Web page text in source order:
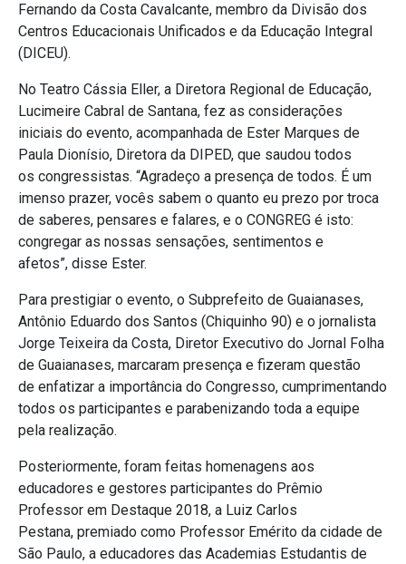
Fernando da Costa Cavalcante, membro da Divisão dos
Centros Educacionais Unificados e da Educação Integral
(DICEU).
No Teatro Cássia Eller, a Diretora Regional de Educação,
Lucimeire Cabral de Santana, fez as considerações
iniciais do evento, acompanhada de Ester Marques de
Paula Dionísio, Diretora da DIPED, que saudou todos
os congressistas. “Agradeço a presença de todos. É um
imenso prazer, vocês sabem o quanto eu prezo por troca
de saberes, pensares e falares, e o CONGREG é isto:
congregar as nossas sensações, sentimentos e
afetos”, disse Ester.
Para prestigiar o evento, o Subprefeito de Guaianases,
Antônio Eduardo dos Santos (Chiquinho 90) e o jornalista
Jorge Teixeira da Costa, Diretor Executivo do Jornal Folha
de Guaianases, marcaram presença e fizeram questão
de enfatizar a importância do Congresso, cumprimentando
todos os participantes e parabenizando toda a equipe
pela realização.
Posteriormente, foram feitas homenagens aos
educadores e gestores participantes do Prêmio
Professor em Destaque 2018, a Luiz Carlos
Pestana, premiado como Professor Emérito da cidade de
São Paulo, a educadores das Academias Estudantis de